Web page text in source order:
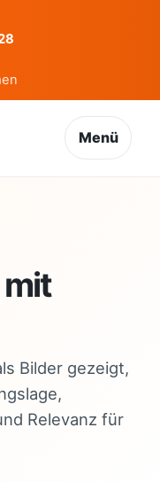
Menü
Bilder gezeigt,
Relevanz für